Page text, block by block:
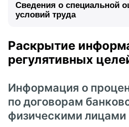
Срок размещения:
Сведения о специальной
условий труда
Раскрытие
регулятивных
Информация о
по договорам
физическими лицами